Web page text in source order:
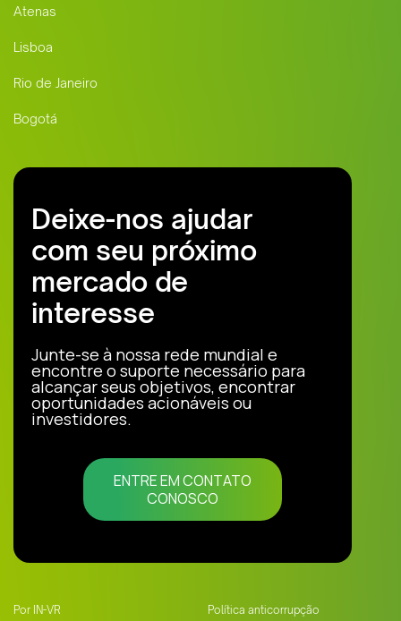
Atenas
Lisboa
Rio de Janeiro
Bogotá
Deixe-nos ajudar
com seu próximo
mercado de
interesse
Junte-se à nossa rede mundial e
encontre o suporte necessário para
alcançar seus objetivos, encontrar
oportunidades acionáveis ou
investidores.
ENTRE EM CONTATO
CONOSCO
Por IN-VR Política anticorrupção